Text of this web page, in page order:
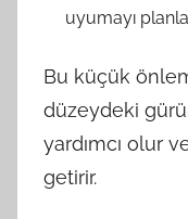
uyumayı
Bu küçük
düzeydeki
yardımcı olur
getirir.